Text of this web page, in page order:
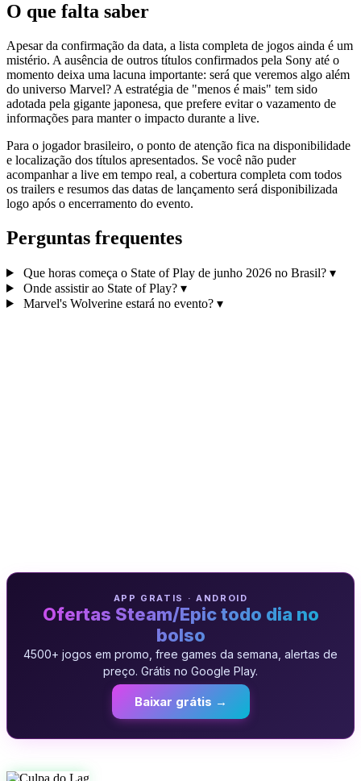
O que falta saber
Apesar da confirmação da data, a lista completa de jogos ainda é um
mistério. A ausência de outros títulos confirmados pela Sony até o
momento deixa uma lacuna importante: será que veremos algo além
do universo Marvel? A estratégia de "menos é mais" tem sido
adotada pela gigante japonesa, que prefere evitar o vazamento de
informações para manter o impacto durante a live.
Para o jogador brasileiro, o ponto de atenção fica na disponibilidade
e localização dos títulos apresentados. Se você não puder
acompanhar a live em tempo real, a cobertura completa com todos
os trailers e resumos das datas de lançamento será disponibilizada
logo após o encerramento do evento.
Perguntas frequentes
Que horas começa o State of Play de junho 2026 no Brasil? ▾
Onde assistir ao State of Play? ▾
Marvel's Wolverine estará no evento? ▾
APP GRATIS · ANDROID
Ofertas Steam/Epic todo dia no
bolso
4500+ jogos em promo, free games da semana, alertas de
preço. Grátis no Google Play.
Baixar grátis →